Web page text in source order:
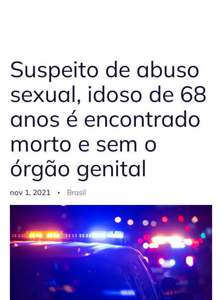
Suspeito de abuso
sexual, idoso de 68
anos é encontrado
morto e sem o
órgão genital
nov 1, 2021 Brasil